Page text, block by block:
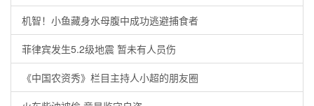
机智！小鱼藏身水母腹中成功逃避捕食者
菲律宾发生5.2级地震 暂未有人员伤
《中国农资秀》栏目主持人小超的朋友圈